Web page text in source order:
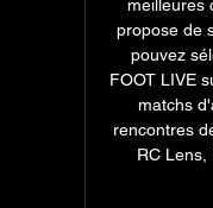
meilleures
propose de
pouvez
FOOT LIVE
matchs
rencontres
RC Lens,